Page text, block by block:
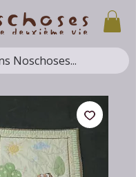
Noschoses...